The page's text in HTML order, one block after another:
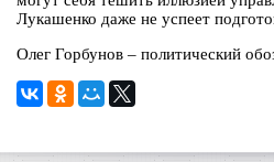
Лукашенко даже не успеет
Олег Горбунов – политический